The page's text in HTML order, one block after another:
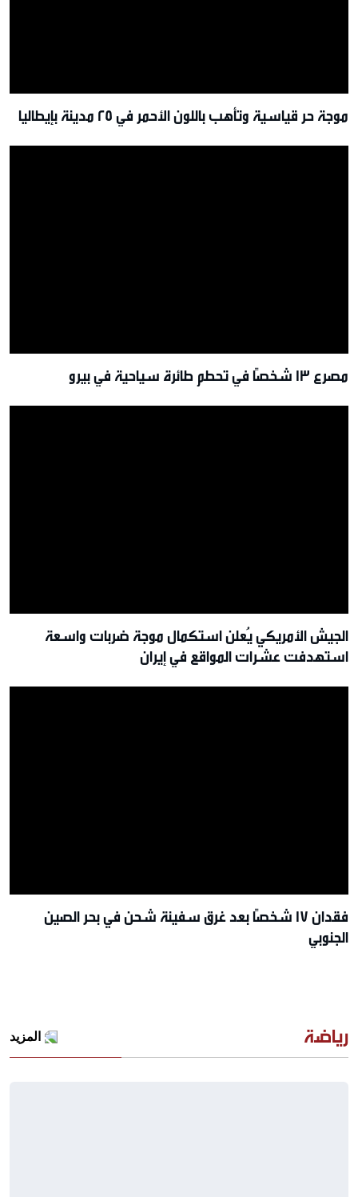
موجة حر قياسية وتأهب باللون الأحمر في 25 مدينة بإيطاليا
مصرع 13 شخصًا في تحطم طائرة سياحية في بيرو
الجيش الأمريكي يُعلن استكمال موجة ضربات واسعة
استهدفت عشرات المواقع في إيران
فقدان 17 شخصًا بعد غرق سفينة شحن في بحر الصين
الجنوبي
رياضة المزيد